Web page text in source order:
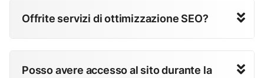
Offrite servizi di ottimizzazione SEO?
Posso avere accesso al sito durante la